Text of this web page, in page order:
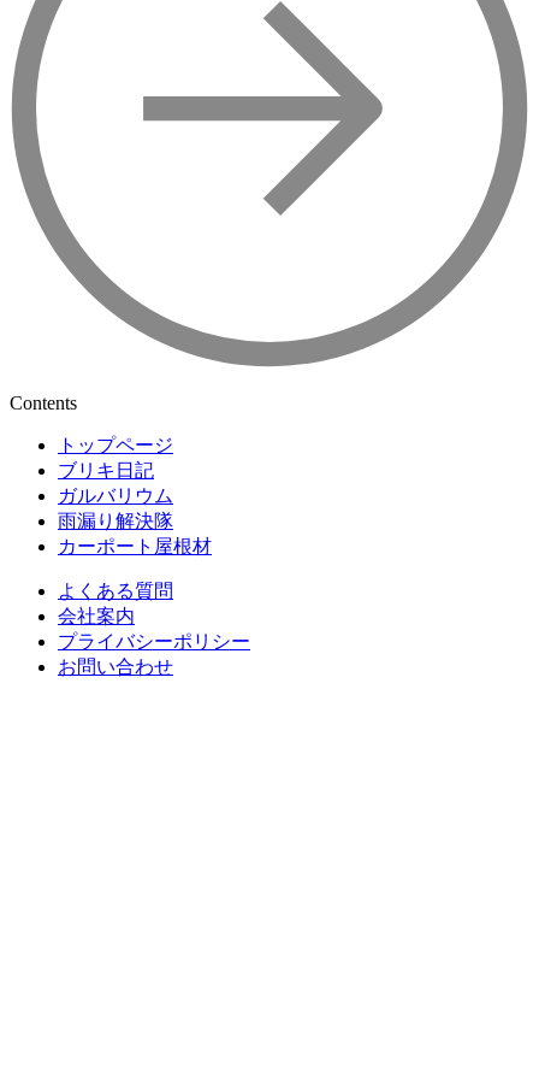
Contents
トップページ
ブリキ日記
ガルバリウム
雨漏り解決隊
カーポート屋根材
よくある質問
会社案内
プライバシーポリシー
お問い合わせ